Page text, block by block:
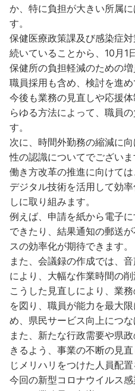
か、特に負担が大きい所属
す。
保健医療政策課及び感染症
続いていることから、10月1
保健所の負担軽減のための
職員採用も含め、検討を進め
今後も業務の見直しや応援
らゆる方法によって、職員
す。
次に、時間外勤務の縮減に
性の認識についてでございま
働き方改革の推進に向けて
デジタル技術を活用して効
しに取り組みます。
例えば、申請を紙から電子
できたり、結果通知の郵送
スの効率化が期待できます。
また、会議録の作成では、
により、大幅な作業時間の削
こうした見直しにより、業
を図り、職員が能力を最大
め、県民サービス向上につな
また、新たな行政需要や県
きるよう、事業の不断の見
じメリハリをつけた人員配
今回の新型コロナウイルス